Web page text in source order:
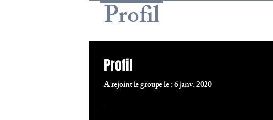
Profil
A rejoint le groupe le : 6 janv. 2020
Profil